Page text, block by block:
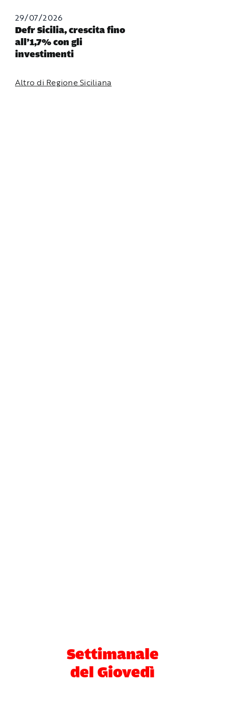
29/07/2026
Defr Sicilia, crescita fino
all’1,7% con gli
investimenti
Altro di Regione Siciliana
Settimanale
del Giovedì